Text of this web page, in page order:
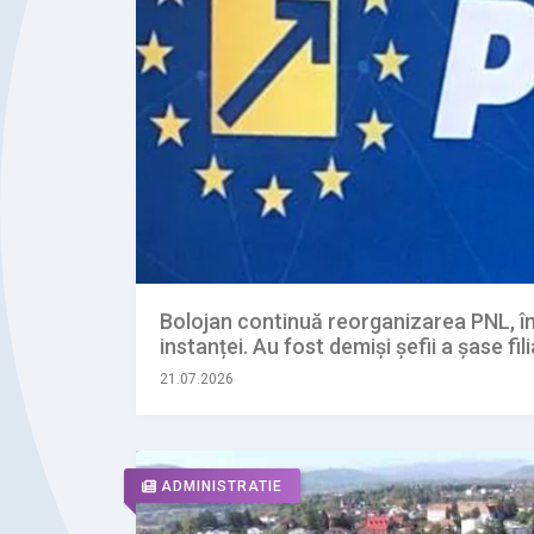
Bolojan continuă reorganizarea PNL,
instanței. Au fost demiși șefii a șase
21.07.2026
ADMINISTRATIE